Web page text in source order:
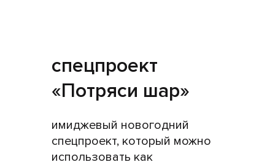
cпецпроект
«Потряси шар»
имиджевый новогодний
спецпроект, который можно
использовать как